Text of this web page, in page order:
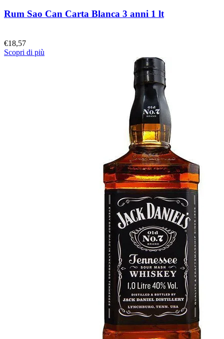
Rum Sao Can Carta Blanca 3 anni 1 lt
€18,57
Scopri di più